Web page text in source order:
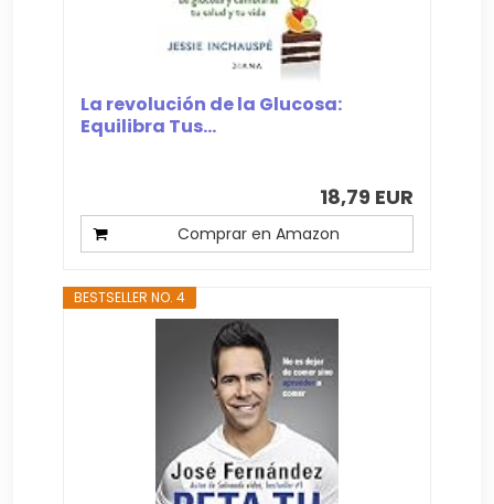
La revolución de la Glucosa:
Equilibra Tus...
18,79 EUR
Comprar en Amazon
BESTSELLER NO. 4